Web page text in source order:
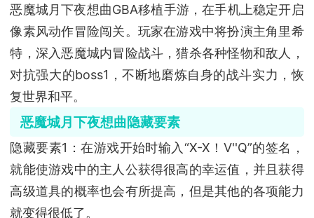
恶魔城月下夜想曲GBA移植手游，在手机上稳定开启
像素风动作冒险闯关。玩家在游戏中将扮演主角里希
特，深入恶魔城内冒险战斗，猎杀各种怪物和敌人，
对抗强大的boss1，不断地磨炼自身的战斗实力，恢
复世界和平。
恶魔城月下夜想曲隐藏要素
隐藏要素1：在游戏开始时输入“X-X！V''Q”的签名，
就能使游戏中的主人公获得很高的幸运值，并且获得
高级道具的概率也会有所提高，但是其他的各项能力
就变得很低了。